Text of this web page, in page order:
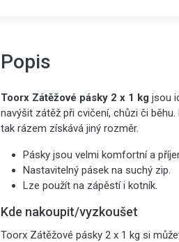
Popis
Toorx Zátěžové pásky 2 x 1 kg jsou
navýšit zátěž při cvičení, chůzi či
tak rázem získává jiný rozměr.
Pásky jsou velmi komfortní a
Nastavitelný pásek na suchý zip.
Lze použít na zápěstí i kotník.
Kde nakoupit/vyzkoušet
Toorx Zátěžové pásky 2 x 1 kg si